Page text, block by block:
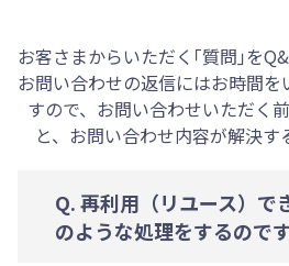
お知らせ
お客さまからいただく｢質問｣を
お問い合わせの返信にはお時間
すので、お問い合わせいただく
と、お問い合わせ内容が解決す
Q. 再利用（リユース）で
のような処理をするので